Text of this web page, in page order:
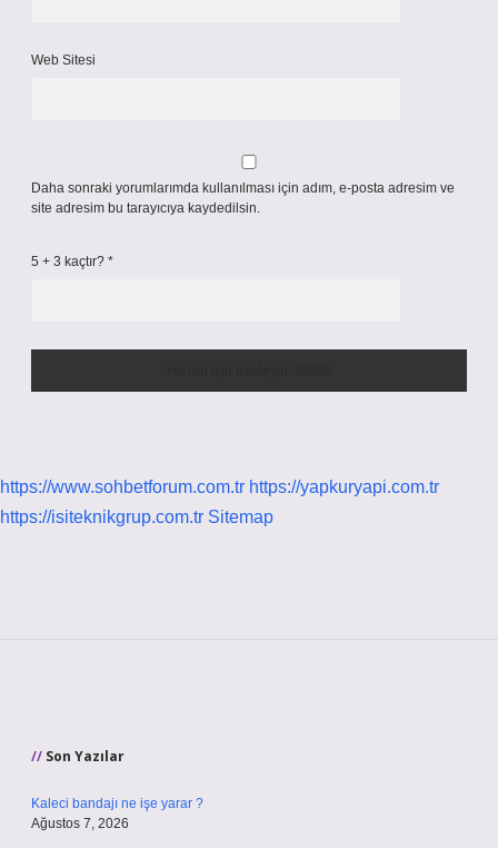
Web Sitesi
Daha sonraki yorumlarımda kullanılması için adım, e-posta adresim ve
site adresim bu tarayıcıya kaydedilsin.
5 + 3 kaçtır? *
https://www.sohbetforum.com.tr https://yapkuryapi.com.tr
https://isiteknikgrup.com.tr Sitemap
Son Yazılar
Kaleci bandajı ne işe yarar ?
Ağustos 7, 2026